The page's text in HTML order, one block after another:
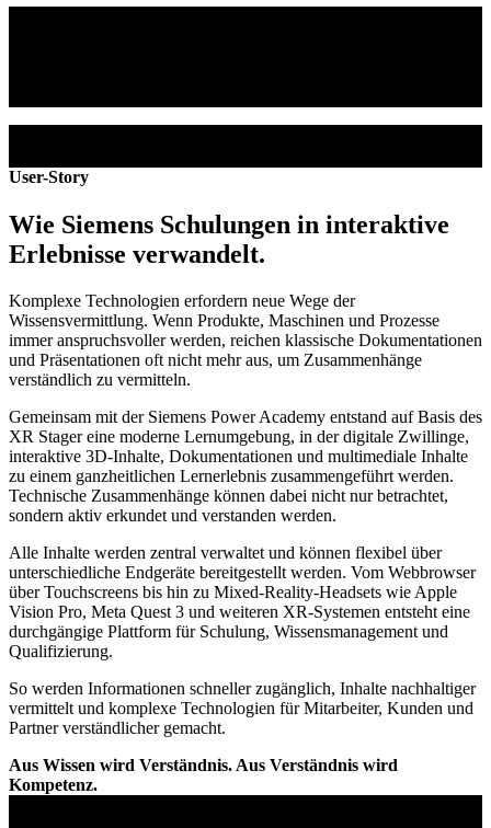
User-Story
Wie Siemens Schulungen in interaktive
Erlebnisse verwandelt.
Komplexe Technologien erfordern neue Wege der
Wissensvermittlung. Wenn Produkte, Maschinen und Prozesse
immer anspruchsvoller werden, reichen klassische Dokumentationen
und Präsentationen oft nicht mehr aus, um Zusammenhänge
verständlich zu vermitteln.
Gemeinsam mit der Siemens Power Academy entstand auf Basis des
XR Stager eine moderne Lernumgebung, in der digitale Zwillinge,
interaktive 3D-Inhalte, Dokumentationen und multimediale Inhalte
zu einem ganzheitlichen Lernerlebnis zusammengeführt werden.
Technische Zusammenhänge können dabei nicht nur betrachtet,
sondern aktiv erkundet und verstanden werden.
Alle Inhalte werden zentral verwaltet und können flexibel über
unterschiedliche Endgeräte bereitgestellt werden. Vom Webbrowser
über Touchscreens bis hin zu Mixed-Reality-Headsets wie Apple
Vision Pro, Meta Quest 3 und weiteren XR-Systemen entsteht eine
durchgängige Plattform für Schulung, Wissensmanagement und
Qualifizierung.
So werden Informationen schneller zugänglich, Inhalte nachhaltiger
vermittelt und komplexe Technologien für Mitarbeiter, Kunden und
Partner verständlicher gemacht.
Aus Wissen wird Verständnis. Aus Verständnis wird
Kompetenz.